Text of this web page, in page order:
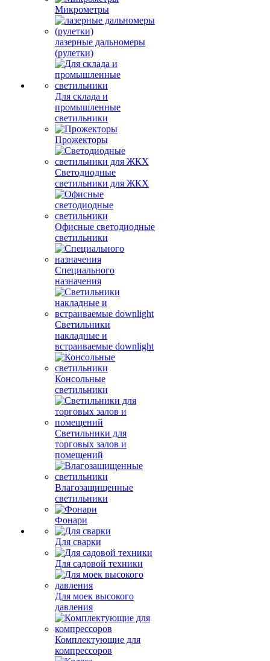
Микрометры
лазерные дальномеры
(рулетки)
Для склада и
промышленные
светильники
Прожекторы
Светодиодные
светильники для ЖКХ
Офисные светодиодные
светильники
Специального
назначения
Светильники
накладные и
встраиваемые downlight
Консольные
светильники
Светильники для
торговых залов и
помещений
Влагозащищенные
светильники
Фонари
Для сварки
Для садовой техники
Для моек высокого
давления
Комплектующие для
компрессоров